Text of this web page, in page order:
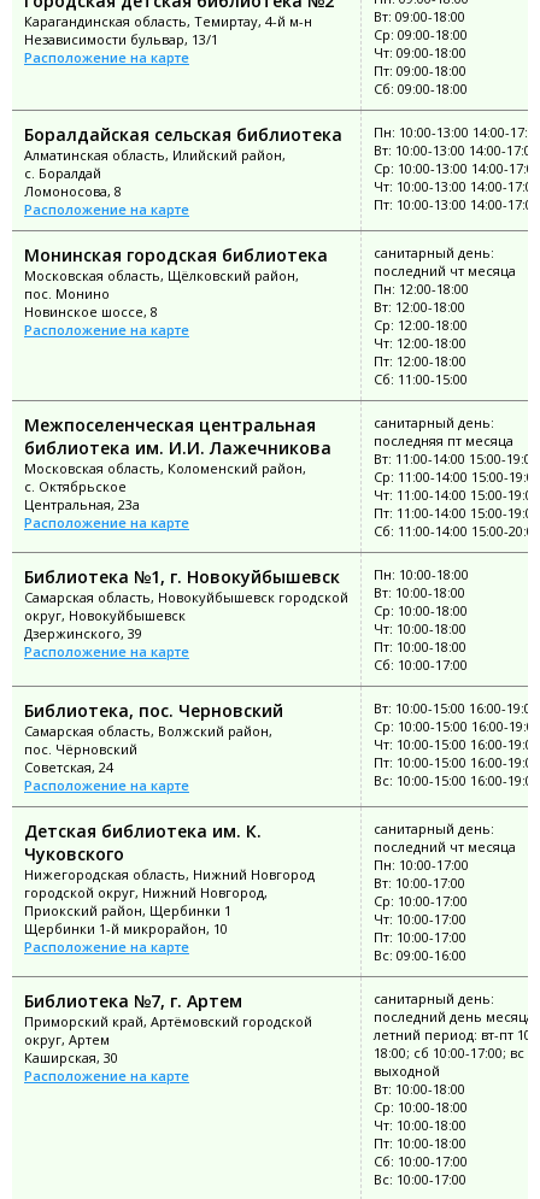
Карагандинская область, Темиртау, 4-й м-н
Независимости бульвар, 13/1
Расположение на карте
Вт: 09:00-18:00
Ср: 09:00-18:00
Чт: 09:00-18:00
Пт: 09:00-18:00
Сб: 09:00-18:00
Боралдайская сельская библиотека
Алматинская область, Илийский район,
с. Боралдай
Ломоносова, 8
Расположение на карте
Пн: 10:00-13:00 14:00-
Вт: 10:00-13:00 14:00-17:00
Ср: 10:00-13:00 14:00-17:00
Чт: 10:00-13:00 14:00-17:00
Пт: 10:00-13:00 14:00-17:00
Монинская городская библиотека
Московская область, Щёлковский район,
пос. Монино
Новинское шоссе, 8
Расположение на карте
санитарный день:
последний чт месяца
Пн: 12:00-18:00
Вт: 12:00-18:00
Ср: 12:00-18:00
Чт: 12:00-18:00
Пт: 12:00-18:00
Сб: 11:00-15:00
Межпоселенческая центральная
библиотека им. И.И. Лажечникова
Московская область, Коломенский район,
с. Октябрьское
Центральная, 23а
Расположение на карте
санитарный день:
последняя пт месяца
Вт: 11:00-14:00 15:00-19:00
Ср: 11:00-14:00 15:00-19:00
Чт: 11:00-14:00 15:00-19:00
Пт: 11:00-14:00 15:00-19:00
Сб: 11:00-14:00 15:00-20:00
Библиотека №1, г. Новокуйбышевск
Самарская область, Новокуйбышевск городской
округ, Новокуйбышевск
Дзержинского, 39
Расположение на карте
Пн: 10:00-18:00
Вт: 10:00-18:00
Ср: 10:00-18:00
Чт: 10:00-18:00
Пт: 10:00-18:00
Сб: 10:00-17:00
Библиотека, пос. Черновский
Самарская область, Волжский район,
пос. Чёрновский
Советская, 24
Расположение на карте
Вт: 10:00-15:00 16:00-19:00
Ср: 10:00-15:00 16:00-19:00
Чт: 10:00-15:00 16:00-19:00
Пт: 10:00-15:00 16:00-19:00
Вс: 10:00-15:00 16:00-19:00
Детская библиотека им. К.
Чуковского
Нижегородская область, Нижний Новгород
городской округ, Нижний Новгород,
Приокский район, Щербинки 1
Щербинки 1-й микрорайон, 10
Расположение на карте
санитарный день:
последний чт месяца
Пн: 10:00-17:00
Вт: 10:00-17:00
Ср: 10:00-17:00
Чт: 10:00-17:00
Пт: 10:00-17:00
Вс: 09:00-16:00
Библиотека №7, г. Артем
Приморский край, Артёмовский городской
округ, Артем
Каширская, 30
Расположение на карте
санитарный день:
последний день месяца;
летний период: вт-пт
18:00; сб 10:00-17:00; вс
выходной
Вт: 10:00-18:00
Ср: 10:00-18:00
Чт: 10:00-18:00
Пт: 10:00-18:00
Сб: 10:00-17:00
Вс: 10:00-17:00